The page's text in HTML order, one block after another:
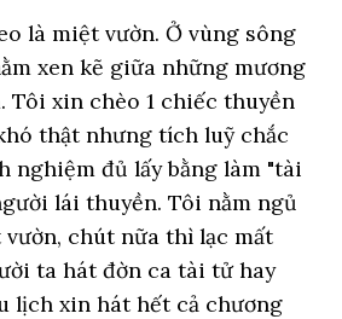
là miệt vườn. Ở vùng sông
xen kẽ giữa những mương
Tôi xin chèo 1 chiếc thuyền
thật nhưng tích luỹ chắc
nghiệm đủ lấy bằng làm "tài
lái thuyền. Tôi nằm ngủ
chút nữa thì lạc mất
ta hát đờn ca tài tử hay
lịch xin hát hết cả chương